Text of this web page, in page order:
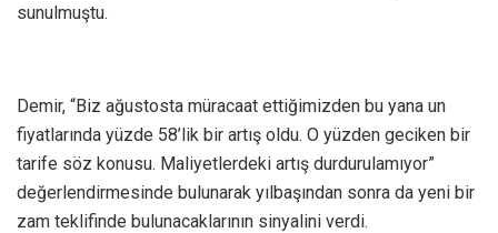
sunulmuştu.
Demir, “Biz ağustosta müracaat ettiğimizden bu yana un
fiyatlarında yüzde 58’lik bir artış oldu. O yüzden geciken bir
tarife söz konusu. Maliyetlerdeki artış durdurulamıyor”
değerlendirmesinde bulunarak yılbaşından sonra da yeni bir
zam teklifinde bulunacaklarının sinyalini verdi.